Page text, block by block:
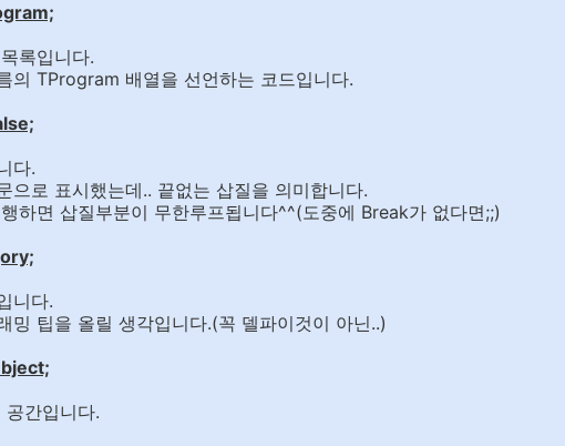
록입니다.
의 TProgram 배열을 선언하는 코드입니다.
다.
으로 표시했는데.. 끝없는 삽질을 의미합니다.
하면 삽질부분이 무한루프됩니다^^(도중에 Break가 없다면;;)
니다.
밍 팁을 올릴 생각입니다.(꼭 델파이것이 아닌..)
간입니다.